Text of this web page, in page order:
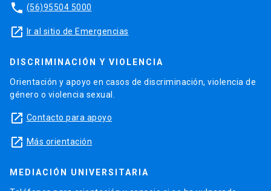
phone (56)95504 5000
launch Ir al sitio de Emergencias
DISCRIMINACIÓN Y VIOLENCIA
Orientación y apoyo en casos de discriminación, violencia de
género o violencia sexual.
launch Contacto para apoyo
launch Más orientación
MEDIACIÓN UNIVERSITARIA